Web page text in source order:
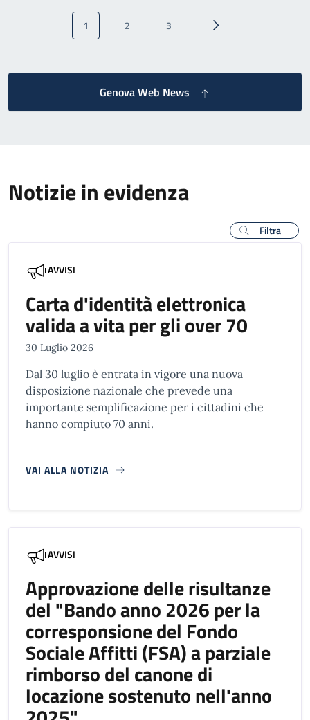
Paginazione
Pagina attuale
1 Pagina
2 Pagina
3 Pagina successiva
Genova Web News
Notizie in evidenza
Filtra
AVVISI
Carta d'identità elettronica
valida a vita per gli over 70
30 Luglio 2026
Dal 30 luglio è entrata in vigore una nuova
disposizione nazionale che prevede una
importante semplificazione per i cittadini che
hanno compiuto 70 anni.
VAI ALLA NOTIZIA
AVVISI
Approvazione delle risultanze
del "Bando anno 2026 per la
corresponsione del Fondo
Sociale Affitti (FSA) a parziale
rimborso del canone di
locazione sostenuto nell'anno